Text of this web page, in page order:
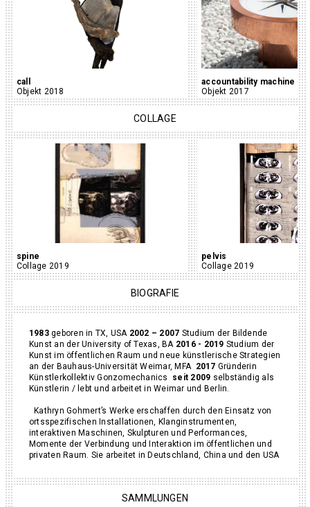
call
Objekt 2018
accountability machine
Objekt 2017
COLLAGE
spine
Collage 2019
pelvis
Collage 2019
BIOGRAFIE
1983geboren in TX, USA 2002 – 2007 Studium der Bildende
Kunst an der University of Texas, BA 2016 - 2019 Studium der
Kunst im öffentlichen Raum und neue künstlerische Strategien
an der Bauhaus-Universität Weimar, MFA 2017 Gründerin
Künstlerkollektiv Gonzomechanics seit 2009 selbständig als
Künstlerin / lebt und arbeitet in Weimar und Berlin.
Kathryn Gohmert’s Werke erschaffen durch den Einsatz von
ortsspezifischen Installationen, Klanginstrumenten,
interaktiven Maschinen, Skulpturen und Performances,
Momente der Verbindung und Interaktion im öffentlichen und
privaten Raum. Sie arbeitet in Deutschland, China und den USA
SAMMLUNGEN